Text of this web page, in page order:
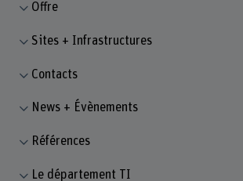
Offre
Sites + Infrastructures
Contacts
News + Évènements
Références
Le département TI